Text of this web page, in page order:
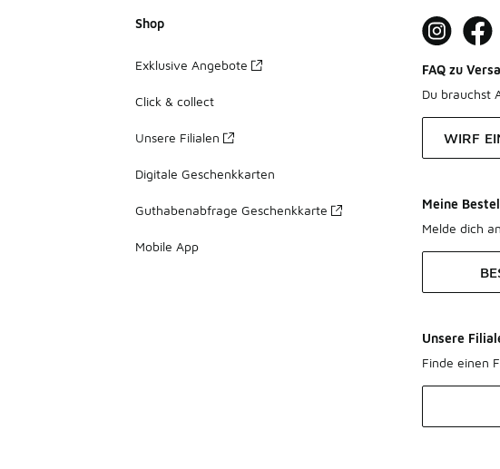
Shop
Exklusive Angebote
Click & collect
Unsere Filialen
Digitale Geschenkkarten
Guthabenabfrage Geschenkkarte
Mobile App
FAQ zu
Du brauchst
WIRF
Meine
Melde dich
Unsere
Finde einen